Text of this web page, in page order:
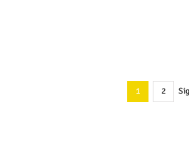
1 2